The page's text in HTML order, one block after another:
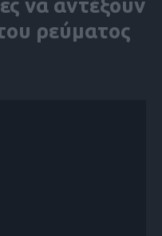
να αντέξουν
ρεύματος